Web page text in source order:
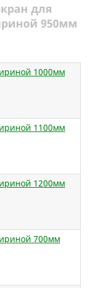
для
950мм
1000мм
1100мм
1200мм
700мм